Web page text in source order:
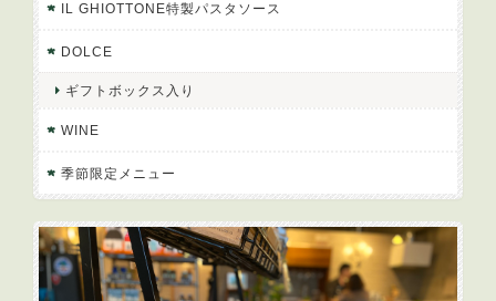
IL GHIOTTONE特製パスタソース
DOLCE
ギフトボックス入り
WINE
季節限定メニュー